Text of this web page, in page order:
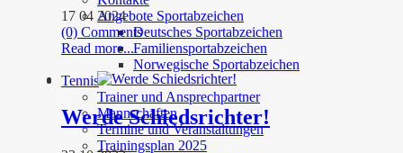
Angebote Sportabzeichen
Deutsches Sportabzeichen
Familiensportabzeichen
Norwegische Sportabzeichen
Tennis
Trainer und Ansprechpartner
Mannschaften
Termine und Veranstaltungen
Trainingsplan 2025
17 04 2024
(0) Comments
Read more...
Werde Schiedsrichter!